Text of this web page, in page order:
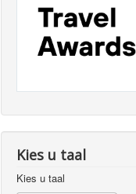
Kies u taal
Kies u taal